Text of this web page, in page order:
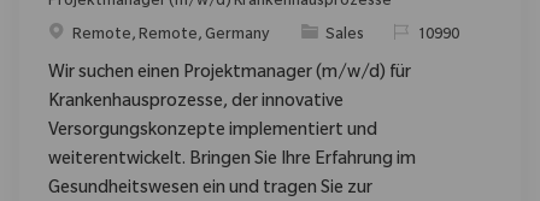
Ort Remote, Remote, Germany Kategorie
Sales ReqId10990
Wir suchen einen Projektmanager (m/w/d) für
Krankenhausprozesse, der innovative
Versorgungskonzepte implementiert und
weiterentwickelt. Bringen Sie Ihre Erfahrung im
Gesundheitswesen ein und tragen Sie zur